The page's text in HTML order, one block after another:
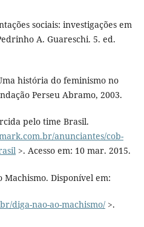
sociais: investigações em
A. Guareschi. 5. ed.
história do feminismo no
Perseu Abramo, 2003.
pelo time Brasil.
anunciantes/cob-
>. Acesso em: 10 mar. 2015.
Machismo. Disponível em:
diga-nao-ao-machismo/>.